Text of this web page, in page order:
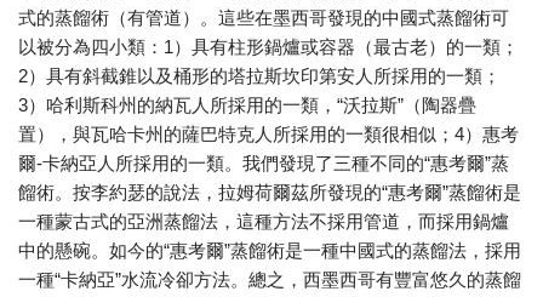
式的蒸餾術（有管道）。這些在墨西哥發現的中國式蒸餾術可
以被分為四小類：1）具有柱形鍋爐或容器（最古老）的一類；
2）具有斜截錐以及桶形的塔拉斯坎印第安人所採用的一類；
3）哈利斯科州的納瓦人所採用的一類，“沃拉斯”（陶器疊
置），與瓦哈卡州的薩巴特克人所採用的一類很相似；4）惠考
爾-卡納亞人所採用的一類。我們發現了三種不同的“惠考爾”蒸
餾術。按李約瑟的說法，拉姆荷爾茲所發現的“惠考爾”蒸餾術是
一種蒙古式的亞洲蒸餾法，這種方法不採用管道，而採用鍋爐
中的懸碗。如今的“惠考爾”蒸餾術是一種中國式的蒸餾法，採用
一種“卡納亞”水流冷卻方法。總之，西墨西哥有豐富悠久的蒸餾